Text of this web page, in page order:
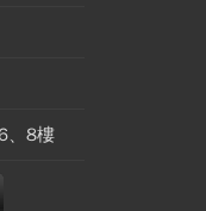
、8樓